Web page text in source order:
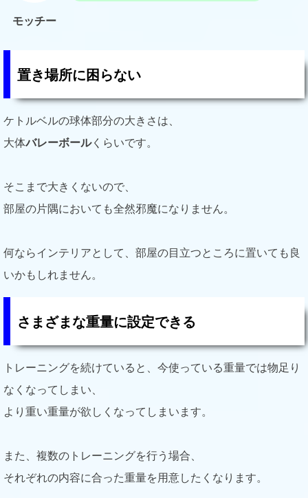
モッチー
置き場所に困らない
ケトルベルの球体部分の大きさは、
大体バレーボールくらいです。
そこまで大きくないので、
部屋の片隅においても全然邪魔になりません。
何ならインテリアとして、部屋の目立つところに置いても良
いかもしれません。
さまざまな重量に設定できる
トレーニングを続けていると、今使っている重量では物足り
なくなってしまい、
より重い重量が欲しくなってしまいます。
また、複数のトレーニングを行う場合、
それぞれの内容に合った重量を用意したくなります。